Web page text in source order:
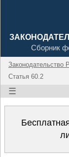
Сборник
Законодательство
Статья 60.2
☰